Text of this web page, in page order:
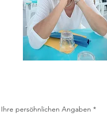
Ihre persöhnlichen Angaben